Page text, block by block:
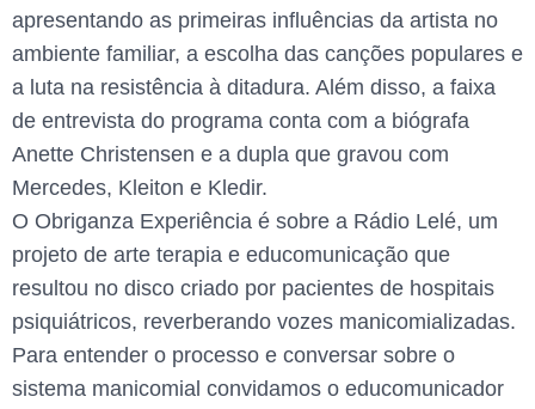
apresentando as primeiras influências da artista no
ambiente familiar, a escolha das canções populares e
a luta na resistência à ditadura. Além disso, a faixa
de entrevista do programa conta com a biógrafa
Anette Christensen e a dupla que gravou com
Mercedes, Kleiton e Kledir.
O Obriganza Experiência é sobre a Rádio Lelé, um
projeto de arte terapia e educomunicação que
resultou no disco criado por pacientes de hospitais
psiquiátricos, reverberando vozes manicomializadas.
Para entender o processo e conversar sobre o
sistema manicomial convidamos o educomunicador